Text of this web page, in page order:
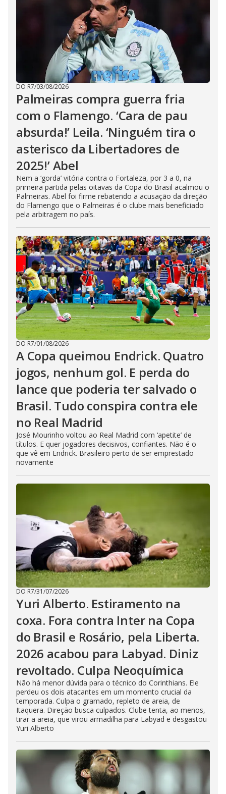
DO R7/03/08/2026
Palmeiras compra guerra fria
com o Flamengo. ‘Cara de pau
absurda!’ Leila. ‘Ninguém tira o
asterisco da Libertadores de
2025!’ Abel
Nem a ‘gorda’ vitória contra o Fortaleza, por 3 a 0, na
primeira partida pelas oitavas da Copa do Brasil acalmou o
Palmeiras. Abel foi firme rebatendo a acusação da direção
do Flamengo que o Palmeiras é o clube mais beneficiado
pela arbitragem no país.
DO R7/01/08/2026
A Copa queimou Endrick. Quatro
jogos, nenhum gol. E perda do
lance que poderia ter salvado o
Brasil. Tudo conspira contra ele
no Real Madrid
José Mourinho voltou ao Real Madrid com ‘apetite’ de
títulos. E quer jogadores decisivos, confiantes. Não é o
que vê em Endrick. Brasileiro perto de ser emprestado
novamente
DO R7/31/07/2026
Yuri Alberto. Estiramento na
coxa. Fora contra Inter na Copa
do Brasil e Rosário, pela Liberta.
2026 acabou para Labyad. Diniz
revoltado. Culpa Neoquímica
Não há menor dúvida para o técnico do Corinthians. Ele
perdeu os dois atacantes em um momento crucial da
temporada. Culpa o gramado, repleto de areia, de
Itaquera. Direção busca culpados. Clube tenta, ao menos,
tirar a areia, que virou armadilha para Labyad e desgastou
Yuri Alberto